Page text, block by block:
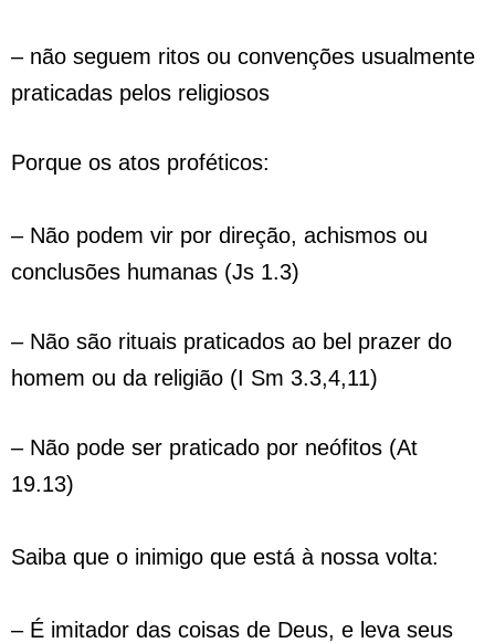
– não seguem ritos ou convenções usualmente
praticadas pelos religiosos
Porque os atos proféticos:
– Não podem vir por direção, achismos ou
conclusões humanas (Js 1.3)
– Não são rituais praticados ao bel prazer do
homem ou da religião (I Sm 3.3,4,11)
– Não pode ser praticado por neófitos (At
19.13)
Saiba que o inimigo que está à nossa volta:
– É imitador das coisas de Deus, e leva seus